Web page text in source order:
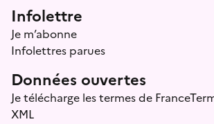
Infolettre
Je m’abonne
Infolettres parues
Données ouvertes
Je télécharge les termes de
XML